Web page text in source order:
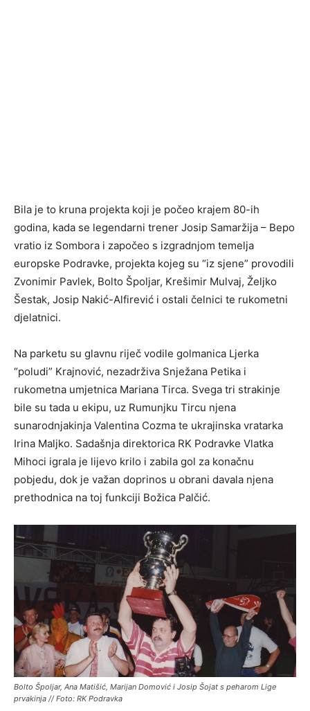
Bila je to kruna projekta koji je počeo krajem 80-ih
godina, kada se legendarni trener Josip Samaržija – Bepo
vratio iz Sombora i započeo s izgradnjom temelja
europske Podravke, projekta kojeg su “iz sjene” provodili
Zvonimir Pavlek, Bolto Špoljar, Krešimir Mulvaj, Željko
Šestak, Josip Nakić-Alfirević i ostali čelnici te rukometni
djelatnici.
Na parketu su glavnu riječ vodile golmanica Ljerka
“poludi” Krajnović, nezadrživa Snježana Petika i
rukometna umjetnica Mariana Tirca. Svega tri strakinje
bile su tada u ekipu, uz Rumunjku Tircu njena
sunarodnjakinja Valentina Cozma te ukrajinska vratarka
Irina Maljko. Sadašnja direktorica RK Podravke Vlatka
Mihoci igrala je lijevo krilo i zabila gol za konačnu
pobjedu, dok je važan doprinos u obrani davala njena
prethodnica na toj funkciji Božica Palčić.
Bolto Špoljar, Ana Matišić, Marijan Domović i Josip Šojat s peharom Lige
prvakinja // Foto: RK Podravka